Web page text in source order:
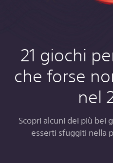
21 giochi
che forse
nel
Scopri alcuni dei più bei
esserti sfuggiti nella